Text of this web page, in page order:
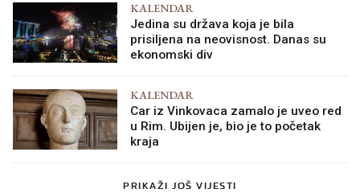
KALENDAR
Jedina su država koja je bila
prisiljena na neovisnost. Danas su
ekonomski div
KALENDAR
Car iz Vinkovaca zamalo je uveo red
u Rim. Ubijen je, bio je to početak
kraja
PRIKAŽI JOŠ VIJESTI